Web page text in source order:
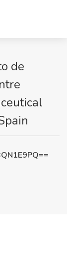
de